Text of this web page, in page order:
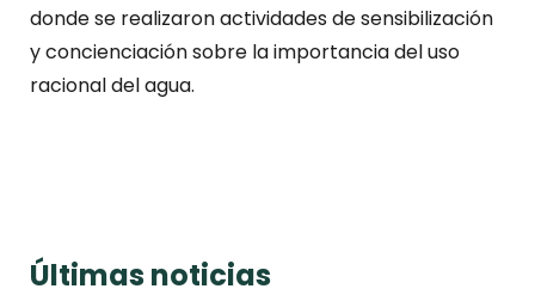
donde se realizaron actividades de sensibilización
y concienciación sobre la importancia del uso
racional del agua.
Últimas noticias